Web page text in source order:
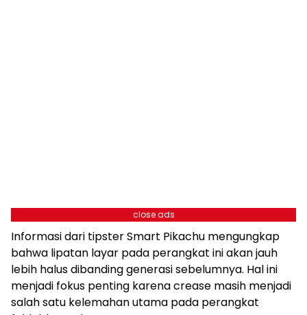
close ads
Informasi dari tipster Smart Pikachu mengungkap
bahwa lipatan layar pada perangkat ini akan jauh
lebih halus dibanding generasi sebelumnya. Hal ini
menjadi fokus penting karena crease masih menjadi
salah satu kelemahan utama pada perangkat